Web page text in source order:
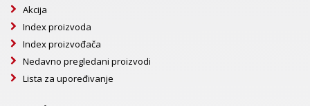
Akcija
Index proizvoda
Index proizvođača
Nedavno pregledani proizvodi
Lista za upoređivanje